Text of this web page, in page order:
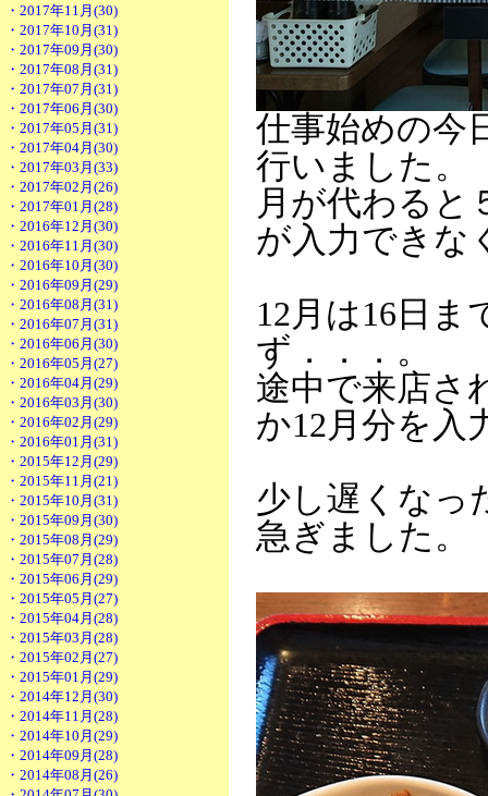
・2017年11月(30)
・2017年10月(31)
・2017年09月(30)
・2017年08月(31)
・2017年07月(31)
・2017年06月(30)
・2017年05月(31)
・2017年04月(30)
・2017年03月(33)
・2017年02月(26)
・2017年01月(28)
・2016年12月(30)
・2016年11月(30)
・2016年10月(30)
・2016年09月(29)
・2016年08月(31)
・2016年07月(31)
・2016年06月(30)
・2016年05月(27)
・2016年04月(29)
・2016年03月(30)
・2016年02月(29)
・2016年01月(31)
・2015年12月(29)
・2015年11月(21)
・2015年10月(31)
・2015年09月(30)
・2015年08月(29)
・2015年07月(28)
・2015年06月(29)
・2015年05月(27)
・2015年04月(28)
・2015年03月(28)
・2015年02月(27)
・2015年01月(29)
・2014年12月(30)
・2014年11月(28)
・2014年10月(29)
・2014年09月(28)
・2014年08月(26)
仕事始めの今
行いました。
月が代わると
が入力できな
12月は16日ま
ず．．．。
途中で来店さ
か12月分を入
少し遅くなっ
急ぎました。